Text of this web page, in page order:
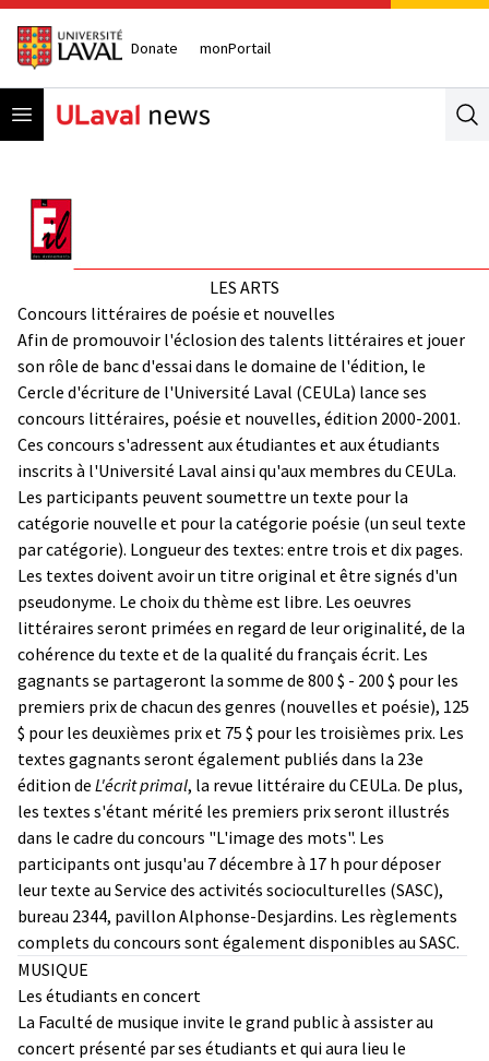
Donate monPortail
Open menu
LES ARTS
Concours littéraires de poésie et nouvelles
Afin de promouvoir l'éclosion des talents littéraires et jouer
son rôle de banc d'essai dans le domaine de l'édition, le
Cercle d'écriture de l'Université Laval (CEULa) lance ses
concours littéraires, poésie et nouvelles, édition 2000-2001.
Ces concours s'adressent aux étudiantes et aux étudiants
inscrits à l'Université Laval ainsi qu'aux membres du CEULa.
Les participants peuvent soumettre un texte pour la
catégorie nouvelle et pour la catégorie poésie (un seul texte
par catégorie). Longueur des textes: entre trois et dix pages.
Les textes doivent avoir un titre original et être signés d'un
pseudonyme. Le choix du thème est libre. Les oeuvres
littéraires seront primées en regard de leur originalité, de la
cohérence du texte et de la qualité du français écrit. Les
gagnants se partageront la somme de 800 $ - 200 $ pour les
premiers prix de chacun des genres (nouvelles et poésie), 125
$ pour les deuxièmes prix et 75 $ pour les troisièmes prix. Les
textes gagnants seront également publiés dans la 23e
édition de L'écrit primal, la revue littéraire du CEULa. De plus,
les textes s'étant mérité les premiers prix seront illustrés
dans le cadre du concours "L'image des mots". Les
participants ont jusqu'au 7 décembre à 17 h pour déposer
leur texte au Service des activités socioculturelles (SASC),
bureau 2344, pavillon Alphonse-Desjardins. Les règlements
complets du concours sont également disponibles au SASC.
MUSIQUE
Les étudiants en concert
La Faculté de musique invite le grand public à assister au
concert présenté par ses étudiants et qui aura lieu le